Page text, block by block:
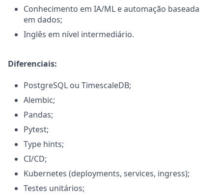
Conhecimento em IA/ML e automação baseada
em dados;
Inglês em nível intermediário.
Diferenciais:
PostgreSQL ou TimescaleDB;
Alembic;
Pandas;
Pytest;
Type hints;
CI/CD;
Kubernetes (deployments, services, ingress);
Testes unitários;